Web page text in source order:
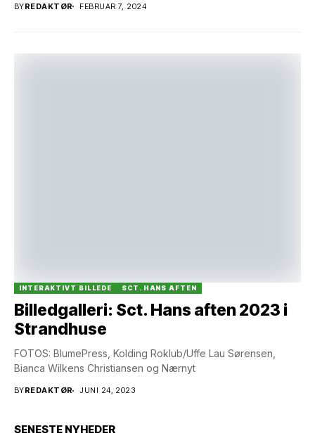
BYREDAKTØR FEBRUAR 7, 2024
INTERAKTIVT BILLEDE SCT. HANS AFTEN
Billedgalleri: Sct. Hans aften 2023 i
Strandhuse
FOTOS: BlumePress, Kolding Roklub/Uffe Lau Sørensen,
Bianca Wilkens Christiansen og Nærnyt
BYREDAKTØR JUNI 24, 2023
SENESTE NYHEDER